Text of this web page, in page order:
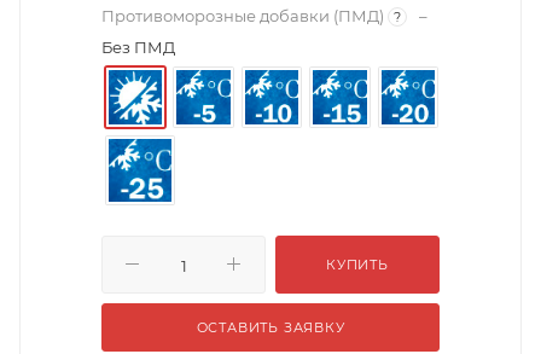
Противоморозные добавки (ПМД) ?
–
Без ПМД
КУПИТЬ
ОСТАВИТЬ ЗАЯВКУ